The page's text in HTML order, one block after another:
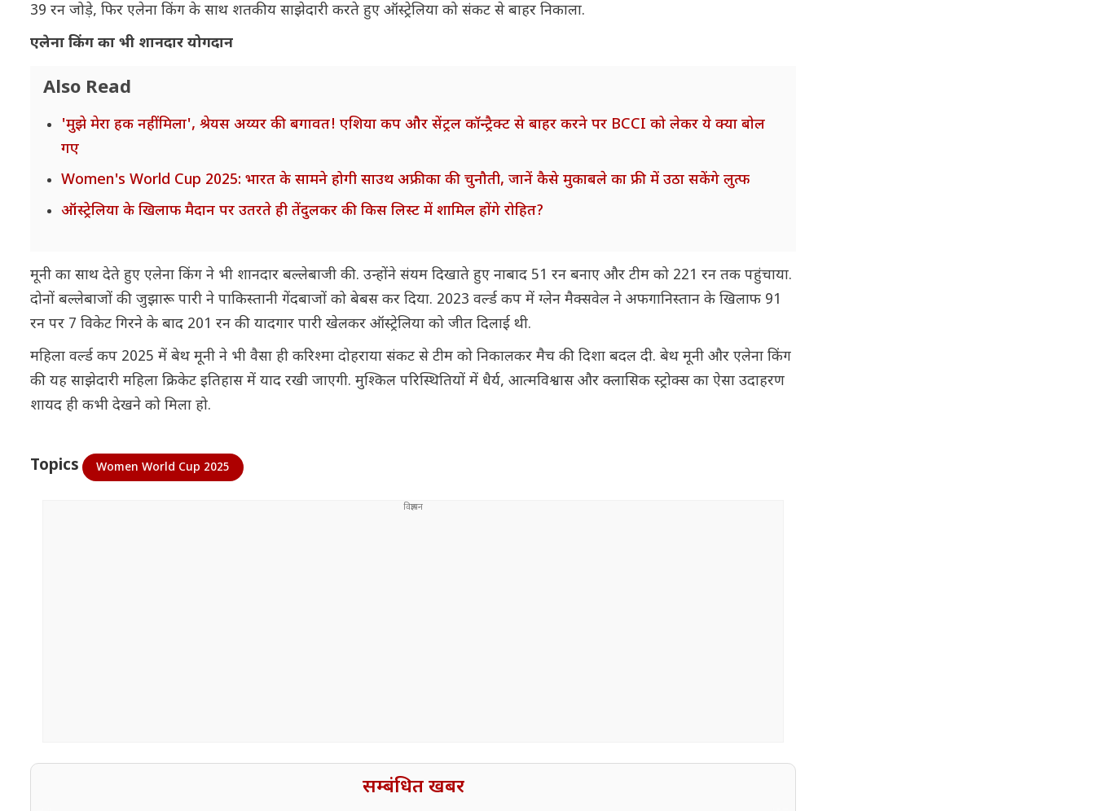
39 रन जोड़े, फिर एलेना किंग के साथ शतकीय साझेदारी करते हुए ऑस्ट्रेलिया को संकट से बाहर निकाला.
एलेना किंग का भी शानदार योगदान
Also Read
'मुझे मेरा हक नहीं मिला', श्रेयस अय्यर की बगावत! एशिया कप और सेंट्रल कॉन्ट्रैक्ट से बाहर करने पर BCCI को लेकर ये क्या बोल
गए
Women's World Cup 2025: भारत के सामने होगी साउथ अफ्रीका की चुनौती, जानें कैसे मुकाबले का फ्री में उठा सकेंगे लुत्फ
ऑस्ट्रेलिया के खिलाफ मैदान पर उतरते ही तेंदुलकर की किस लिस्ट में शामिल होंगे रोहित?
मूनी का साथ देते हुए एलेना किंग ने भी शानदार बल्लेबाजी की. उन्होंने संयम दिखाते हुए नाबाद 51 रन बनाए और टीम को 221 रन तक पहुंचाया.
दोनों बल्लेबाजों की जुझारू पारी ने पाकिस्तानी गेंदबाजों को बेबस कर दिया. 2023 वर्ल्ड कप में ग्लेन मैक्सवेल ने अफगानिस्तान के खिलाफ 91
रन पर 7 विकेट गिरने के बाद 201 रन की यादगार पारी खेलकर ऑस्ट्रेलिया को जीत दिलाई थी.
महिला वर्ल्ड कप 2025 में बेथ मूनी ने भी वैसा ही करिश्मा दोहराया संकट से टीम को निकालकर मैच की दिशा बदल दी. बेथ मूनी और एलेना किंग
की यह साझेदारी महिला क्रिकेट इतिहास में याद रखी जाएगी. मुश्किल परिस्थितियों में धैर्य, आत्मविश्वास और क्लासिक स्ट्रोक्स का ऐसा उदाहरण
शायद ही कभी देखने को मिला हो.
Topics Women World Cup 2025
सम्बंधित खबर